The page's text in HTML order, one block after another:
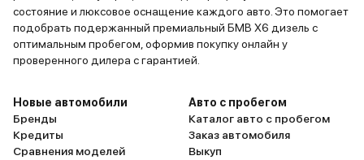
состояние и люксовое оснащение каждого авто. Это помогает
подобрать подержанный премиальный БМВ X6 дизель с
оптимальным пробегом, оформив покупку онлайн у
проверенного дилера с гарантией.
Новые автомобили
Бренды
Кредиты
Сравнения моделей
Авто с пробегом
Каталог авто с пробегом
Заказ автомобиля
Выкуп